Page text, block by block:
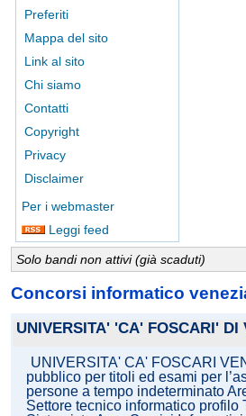
Preferiti
Mappa del sito
Link al sito
Chi siamo
Contatti
Copyright
Privacy
Disclaimer
Per i webmaster
Leggi feed
Solo bandi non attivi (già scaduti)
Concorsi informatico
UNIVERSITA' 'CA' FOSCARI' DI
UNIVERSITA' CA' FOSCARI
pubblico per titoli ed esami per
persone a tempo indeterminato
Settore tecnico informatico profilo